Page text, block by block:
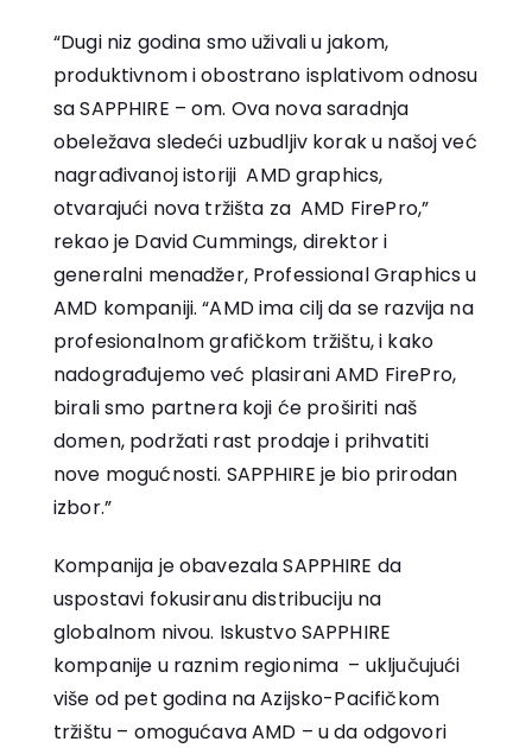
“Dugi niz godina smo uživali u jakom,
produktivnom i obostrano isplativom odnosu
sa SAPPHIRE – om. Ova nova saradnja
obeležava sledeći uzbudljiv korak u našoj već
nagrađivanoj istoriji AMD graphics,
otvarajući nova tržišta za AMD FirePro,”
rekao je David Cummings, direktor i
generalni menadžer, Professional Graphics u
AMD kompaniji. “AMD ima cilj da se razvija na
profesionalnom grafičkom tržištu, i kako
nadograđujemo već plasirani AMD FirePro,
birali smo partnera koji će proširiti naš
domen, podržati rast prodaje i prihvatiti
nove mogućnosti. SAPPHIRE je bio prirodan
izbor.”
Kompanija je obavezala SAPPHIRE da
uspostavi fokusiranu distribuciju na
globalnom nivou. Iskustvo SAPPHIRE
kompanije u raznim regionima – uključujući
više od pet godina na Azijsko-Pacifičkom
tržištu – omogućava AMD – u da odgovori